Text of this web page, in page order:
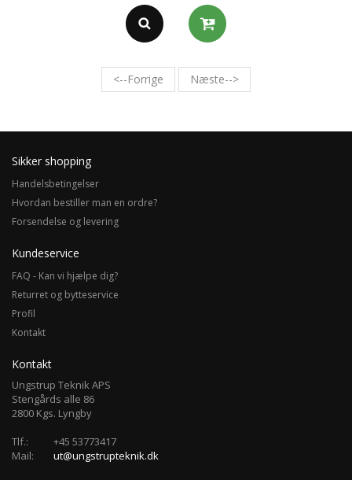
<--Forrige Næste-->
Sikker shopping
Handelsbetingelser
Hvordan bestiller man en ordre?
Forsendelse og levering
Kundeservice
FAQ - Kan vi hjælpe dig?
Returret og bytteservice
Profil
Kontakt
Kontakt
Ungstrup Teknik APS
Stengårds alle 86
2800 Kgs. Lyngby
Tlf.:
+45 53773417
Mail:
ut@ungstrupteknik.dk